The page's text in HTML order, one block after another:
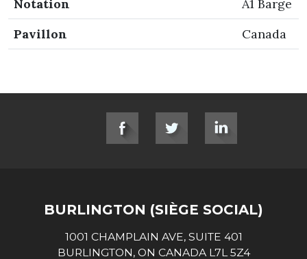
Notation
A1 Barge
Pavillon
Canada
SOCIAL LINKS
BURLINGTON (SIÈGE SOCIAL)
1001 CHAMPLAIN AVE, SUITE 401
BURLINGTON, ON CANADA L7L 5Z4